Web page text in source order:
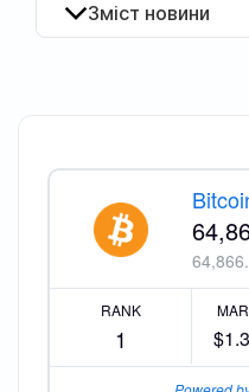
Зміст новини
RANK
1